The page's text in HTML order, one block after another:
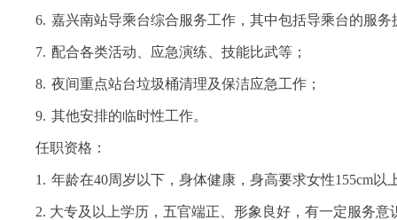
6. 嘉兴南站导乘台综合服务工作，其中包括导乘台的服务
7. 配合各类活动、应急演练、技能比武等；
8. 夜间重点站台垃圾桶清理及保洁应急工作；
9. 其他安排的临时性工作。
任职资格：
1. 年龄在40周岁以下，身体健康，身高要求女性155cm以
2. 大专及以上学历，五官端正、形象良好，有一定服务意